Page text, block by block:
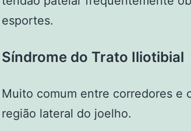
esportes.
Síndrome do Trato Iliotibial
Muito comum entre corredores e
região lateral do joelho.